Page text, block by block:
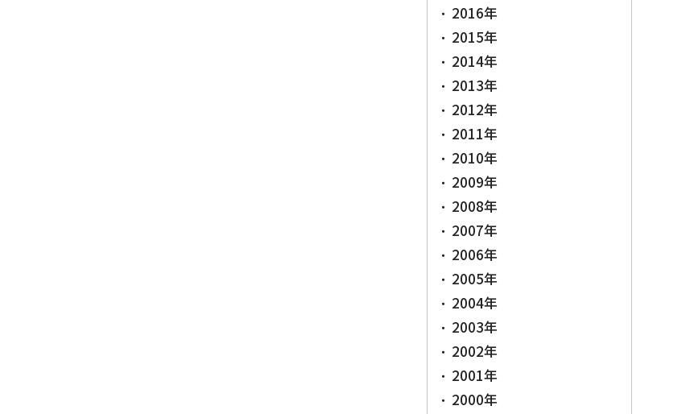
2016年
2015年
2014年
2013年
2012年
2011年
2010年
2009年
2008年
2007年
2006年
2005年
2004年
2003年
2002年
2001年
2000年